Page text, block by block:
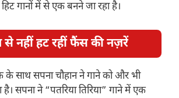
गानों में से एक बनने जा रहा है।
से नहीं हट रहीं फैंस की नज़रें
साथ सपना चौहान ने गाने को और भी
सपना ने “पतरिया तिरिया” गाने में एक